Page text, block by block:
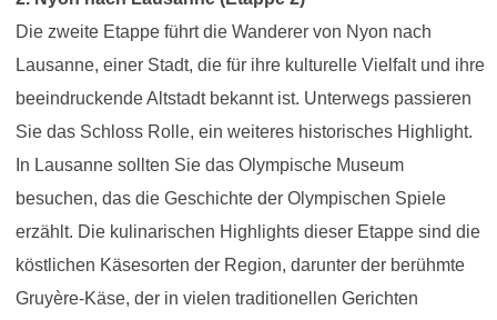
Die zweite Etappe führt die Wanderer von Nyon nach
Lausanne, einer Stadt, die für ihre kulturelle Vielfalt und ihre
beeindruckende Altstadt bekannt ist. Unterwegs passieren
Sie das Schloss Rolle, ein weiteres historisches Highlight.
In Lausanne sollten Sie das Olympische Museum
besuchen, das die Geschichte der Olympischen Spiele
erzählt. Die kulinarischen Highlights dieser Etappe sind die
köstlichen Käsesorten der Region, darunter der berühmte
Gruyère-Käse, der in vielen traditionellen Gerichten